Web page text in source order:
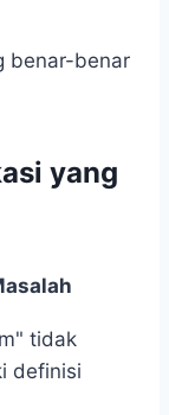
benar-benar
yang
tidak
definisi